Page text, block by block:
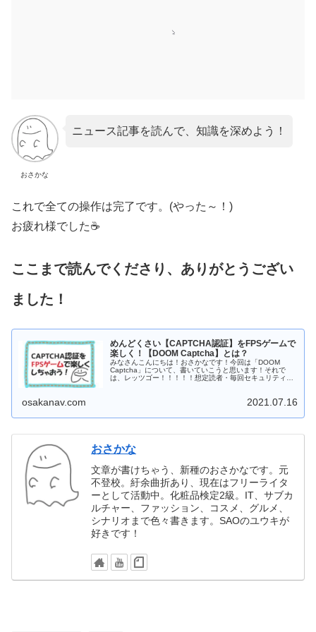
おさかな
ニュース記事を読んで、知識を深めよう！
これで全ての操作は完了です。(やった～！)
お疲れ様でした☕
ここまで読んでくださり、ありがとうござい
ました！
めんどくさい【CAPTCHA認証】をFPSゲームで
楽しく！【DOOM Captcha】とは？
みなさんこんにちは！おさかなです！今回は「DOOM
Captcha」について、書いていこうと思います！それで
は、レッツゴー！！！！！想定読者・毎回セキュリティ認
osakanav.com 2021.07.16
おさかな
文章が書けちゃう、新種のおさかなです。元
不登校。紆余曲折あり、現在はフリーライタ
ーとして活動中。化粧品検定2級。IT、サブカ
ルチャー、ファッション、コスメ、グルメ、
シナリオまで色々書きます。SAOのユウキが
好きです！